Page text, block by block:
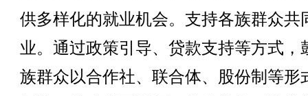
供多样化的就业机会。支持各族群众共
业。通过政策引导、贷款支持等方式，
族群众以合作社、联合体、股份制等形